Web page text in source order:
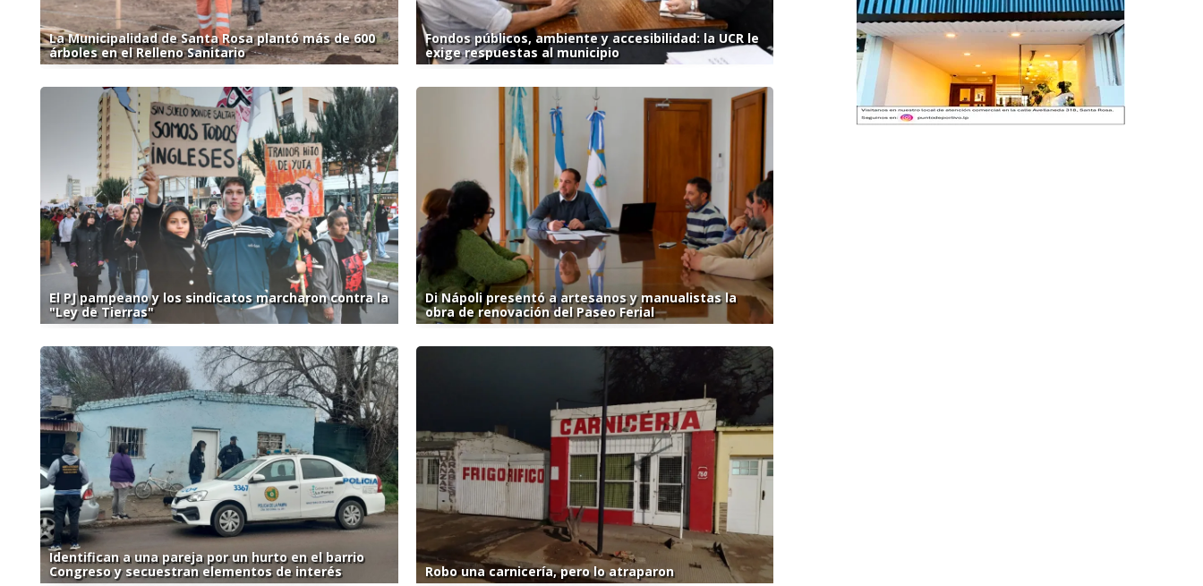
La Municipalidad de Santa Rosa plantó más de 600
árboles en el Relleno Sanitario
Fondos públicos, ambiente y accesibilidad: la UCR le
exige respuestas al municipio
El PJ pampeano y los sindicatos marcharon contra la
"Ley de Tierras"
Di Nápoli presentó a artesanos y manualistas la
obra de renovación del Paseo Ferial
Identifican a una pareja por un hurto en el barrio
Congreso y secuestran elementos de interés
Robo una carnicería, pero lo atraparon